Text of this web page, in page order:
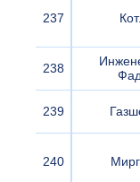
237
238
239
240